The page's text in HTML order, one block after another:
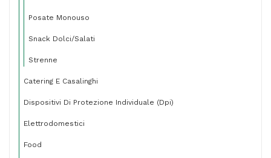
Posate Monouso
Snack Dolci/salati
Strenne
Catering E Casalinghi
Dispositivi Di Protezione Individuale (dpi)
Elettrodomestici
Food